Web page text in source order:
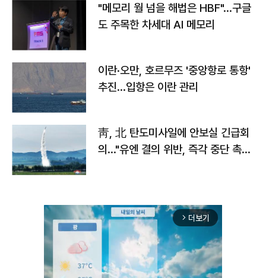
"메모리 월 넘을 해법은 HBF"…구글
도 주목한 차세대 AI 메모리
이란·오만, 호르무즈 '중앙항로 통항'
추진…입항은 이란 관리
靑, 北 탄도미사일에 안보실 긴급회
의…"유엔 결의 위반, 즉각 중단 촉
arrow_forward_ios 더보기